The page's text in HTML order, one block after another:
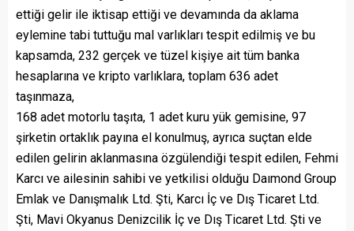
ettiği gelir ile iktisap ettiği ve devamında da aklama
eylemine tabi tuttuğu mal varlıkları tespit edilmiş ve bu
kapsamda, 232 gerçek ve tüzel kişiye ait tüm banka
hesaplarına ve kripto varlıklara, toplam 636 adet
taşınmaza,
168 adet motorlu taşıta, 1 adet kuru yük gemisine, 97
şirketin ortaklık payına el konulmuş, ayrıca suçtan elde
edilen gelirin aklanmasına özgülendiği tespit edilen, Fehmi
Karcı ve ailesinin sahibi ve yetkilisi olduğu Daımond Group
Emlak ve Danışmalık Ltd. Şti, Karcı İç ve Dış Ticaret Ltd.
Şti, Mavi Okyanus Denizcilik İç ve Dış Ticaret Ltd. Şti ve